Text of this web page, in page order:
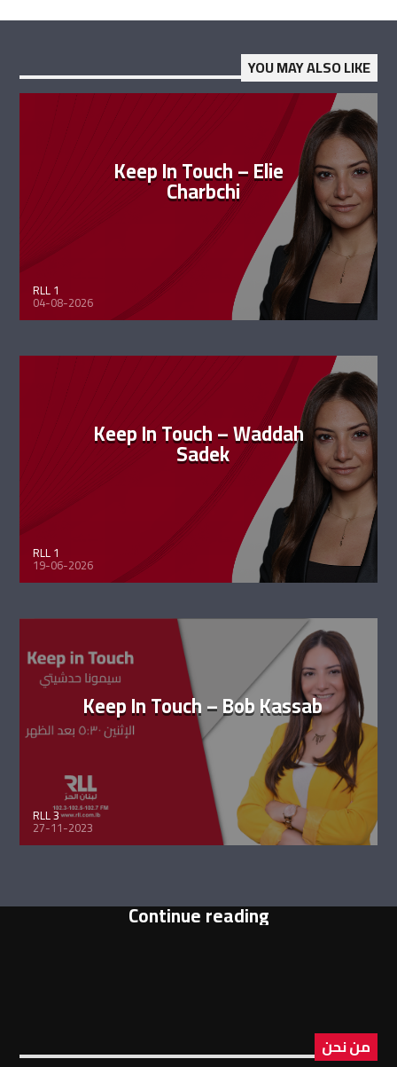
YOU MAY ALSO LIKE
Keep In Touch – Elie
Charbchi
RLL 1
04-08-2026
Keep In Touch – Waddah
Sadek
RLL 1
19-06-2026
Keep In Touch – Bob Kassab
RLL 3
27-11-2023
Continue reading
من نحن